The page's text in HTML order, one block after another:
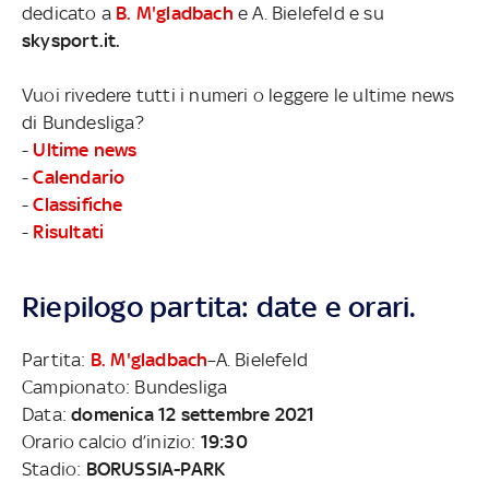
dedicato a B. M'gladbach e A. Bielefeld e su
skysport.it.
Vuoi rivedere tutti i numeri o leggere le ultime news
di Bundesliga?
- Ultime news
-Calendario
-Classifiche
- Risultati
Riepilogo partita: date e orari.
Partita: B. M'gladbach–A. Bielefeld
Campionato: Bundesliga
Data:domenica 12 settembre 2021
Orario calcio d’inizio: 19:30
Stadio: BORUSSIA-PARK